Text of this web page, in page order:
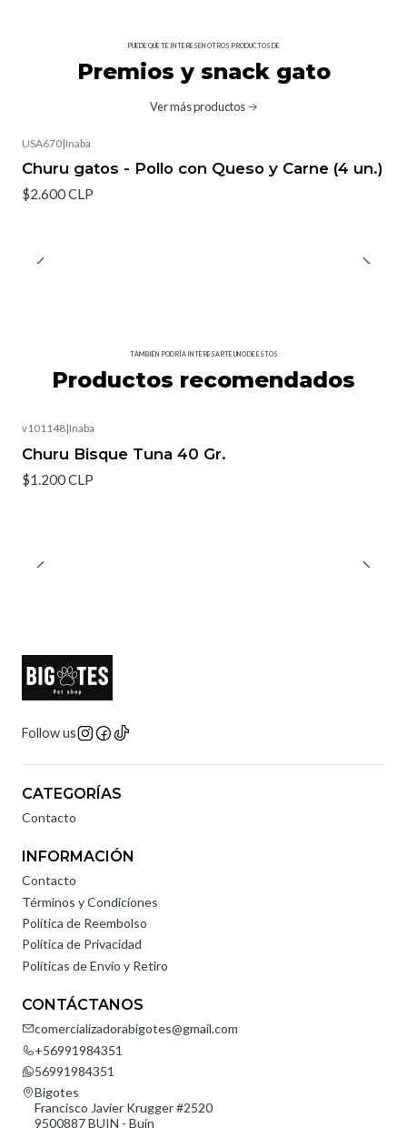
PUEDE QUE TE INTERESEN OTROS PRODUCTOS DE
Premios y snack gato
Ver más productos
USA670|Inaba
Churu gatos - Pollo con Queso y Carne (4 un.)
$2.600 CLP
TAMBIÉN PODRÍA INTERESARTE UNO DE ESTOS
Productos recomendados
v101148|Inaba
Churu Bisque Tuna 40 Gr.
$1.200 CLP
Follow us
CATEGORÍAS
Contacto
INFORMACIÓN
Contacto
Términos y Condiciones
Política de Reembolso
Política de Privacidad
Políticas de Envío y Retiro
CONTÁCTANOS
comercializadorabigotes@gmail.com
+56991984351
56991984351
Bigotes
Francisco Javier Krugger #2520
9500887 BUIN - Buin